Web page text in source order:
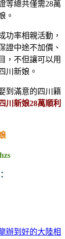
等總共僅需28萬
。
功率相親活動，
證中途不加價、
，不但讓可以用
川新娘。
到滿意的四川籍
四川新娘28萬順利
辦到好的大陸相